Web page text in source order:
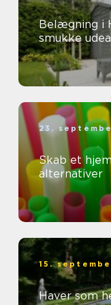
Belægning i
smukke
23.
Skab et
alternativer
15.
Haver som